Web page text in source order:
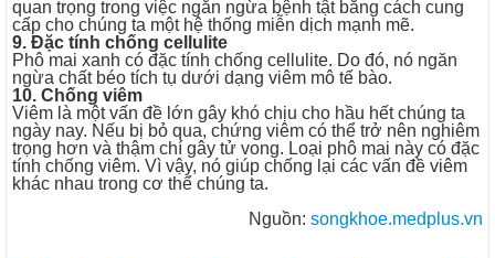
quan trọng trong việc ngăn ngừa bệnh tật bằng cách cung
cấp cho chúng ta một hệ thống miễn dịch mạnh mẽ.
9. Đặc tính chống cellulite
Phô mai xanh có đặc tính chống cellulite. Do đó, nó ngăn
ngừa chất béo tích tụ dưới dạng viêm mô tế bào.
10. Chống viêm
Viêm là một vấn đề lớn gây khó chịu cho hầu hết chúng ta
ngày nay. Nếu bị bỏ qua, chứng viêm có thể trở nên nghiêm
trọng hơn và thậm chí gây tử vong. Loại phô mai này có đặc
tính chống viêm. Vì vậy, nó giúp chống lại các vấn đề viêm
khác nhau trong cơ thể chúng ta.
Nguồn: songkhoe.medplus.vn